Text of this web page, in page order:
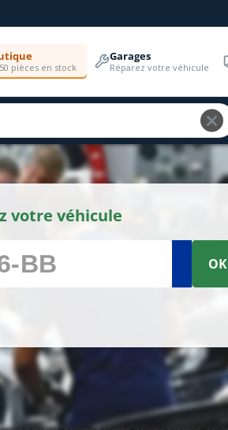
pièces en stock
Garages
Réparez votre véhicule
votre véhicule
OK